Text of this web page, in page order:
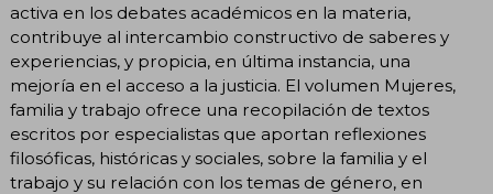
activa en los debates académicos en la materia,
contribuye al intercambio constructivo de saberes y
experiencias, y propicia, en última instancia, una
mejoría en el acceso a la justicia. El volumen Mujeres,
familia y trabajo ofrece una recopilación de textos
escritos por especialistas que aportan reflexiones
filosóficas, históricas y sociales, sobre la familia y el
trabajo y su relación con los temas de género, en